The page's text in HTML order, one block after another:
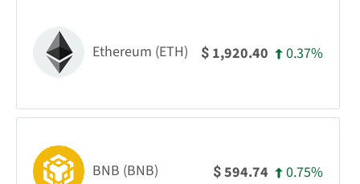
Ethereum (ETH) $ 1,920.40 0.37%
BNB (BNB) $594.74 0.75%